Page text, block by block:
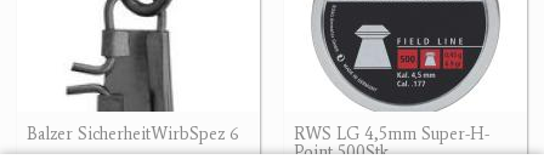
Balzer SicherheitWirbSpez 6
RWS LG 4,5mm Super-H-
Point 500Stk